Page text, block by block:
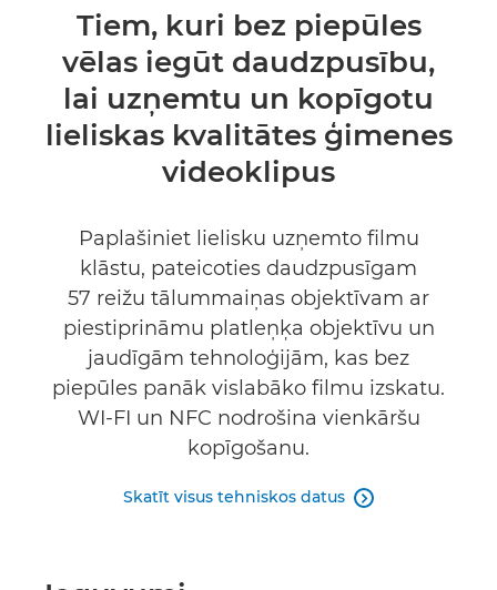
Pārskats
Tehniskie dati
Tiem, kuri bez piepūles
vēlas iegūt daudzpusību,
lai uzņemtu un kopīgotu
lieliskas kvalitātes ģimenes
videoklipus
Paplašiniet lielisku uzņemto filmu
klāstu, pateicoties daudzpusīgam
57 reižu tālummaiņas objektīvam ar
piestiprināmu platleņķa objektīvu un
jaudīgām tehnoloģijām, kas bez
piepūles panāk vislabāko filmu izskatu.
WI-FI un NFC nodrošina vienkāršu
kopīgošanu.
Skatīt visus tehniskos datus 